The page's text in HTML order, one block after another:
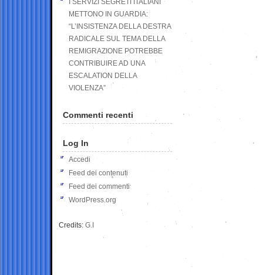
I SERVIZI SEGRETI ITALIANI
METTONO IN GUARDIA:
“L’INSISTENZA DELLA DESTRA
RADICALE SUL TEMA DELLA
REMIGRAZIONE POTREBBE
CONTRIBUIRE AD UNA
ESCALATION DELLA
VIOLENZA”
Commenti recenti
Log In
Accedi
Feed dei contenuti
Feed dei commenti
WordPress.org
Credits: G.I